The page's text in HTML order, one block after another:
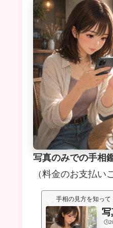
写真のみでの手相
（料金のお支払
手相の見方を知って
写